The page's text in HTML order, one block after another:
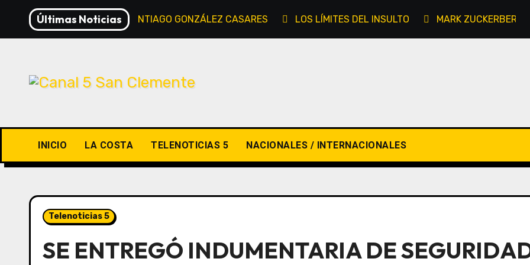
contenido
Últimas Noticias
LA TIERRA, POR SANTIAGO GONZÁLEZ CASARES LOS LÍMITES DEL INSULTO MARK ZUCKERBERG
INICIO LA COSTA TELENOTICIAS 5 NACIONALES / INTERNACIONALES
Telenoticias 5
SE ENTREGÓ INDUMENTARIA DE